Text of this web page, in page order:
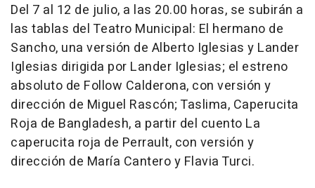
Del 7 al 12 de julio, a las 20.00 horas, se subirán a
las tablas del Teatro Municipal: El hermano de
Sancho, una versión de Alberto Iglesias y Lander
Iglesias dirigida por Lander Iglesias; el estreno
absoluto de Follow Calderona, con versión y
dirección de Miguel Rascón; Taslima, Caperucita
Roja de Bangladesh, a partir del cuento La
caperucita roja de Perrault, con versión y
dirección de María Cantero y Flavia Turci.